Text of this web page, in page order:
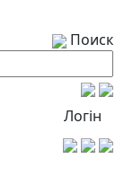
Поиск
Логін